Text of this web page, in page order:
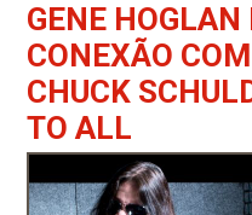
GENE HOGLAN
CONEXÃO
CHUCK
TO ALL